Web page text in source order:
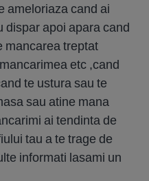
ameloriaza cand ai
dispar apoi apara cand
mancarea treptat
etc ,cand
te ustura sau te
sau atine mana
ai tendinta de
tau a te trage de
informati lasami un